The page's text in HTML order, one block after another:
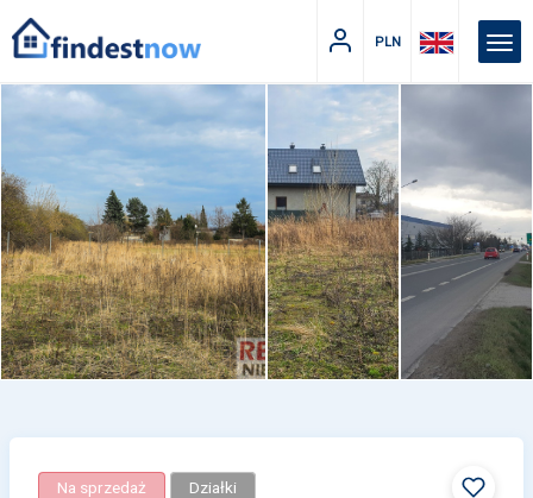
PLN
Na sprzedaż Działki